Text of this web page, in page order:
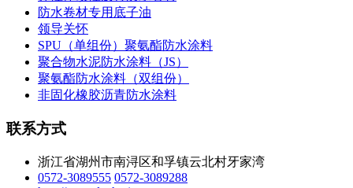
防水卷材专用底子油
领导关怀
SPU（单组份）聚氨酯防水涂料
聚合物水泥防水涂料（JS）
聚氨酯防水涂料（双组份）
非固化橡胶沥青防水涂料
联系方式
浙江省湖州市南浔区和孚镇云北村牙家湾
0572-3089555 0572-3089288